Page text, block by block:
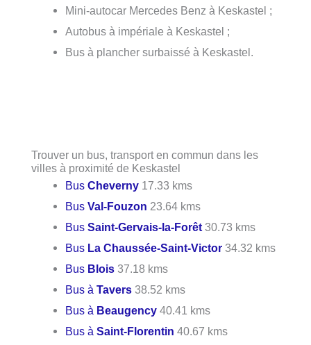
Mini-autocar Mercedes Benz à Keskastel ;
Autobus à impériale à Keskastel ;
Bus à plancher surbaissé à Keskastel.
Trouver un bus, transport en commun dans les
villes à proximité de Keskastel
BusCheverny 17.33 kms
BusVal-Fouzon 23.64 kms
BusSaint-Gervais-la-Forêt 30.73 kms
Bus La Chaussée-Saint-Victor 34.32 kms
Bus Blois 37.18 kms
Bus àTavers 38.52 kms
Bus à Beaugency 40.41 kms
Bus àSaint-Florentin 40.67 kms